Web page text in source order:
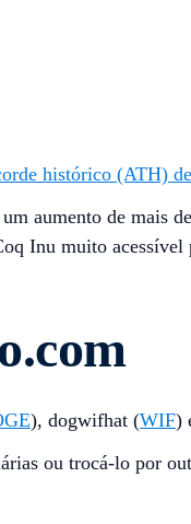
histórico (ATH)
aumento de mais
Inu muito
), dogwifhat (WIF)
ou trocá-lo por